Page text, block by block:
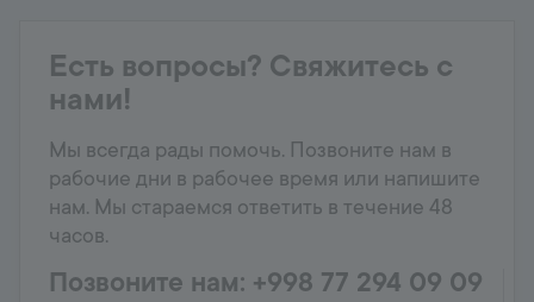
Есть вопросы? Свяжитесь с
нами!
Мы всегда рады помочь. Позвоните нам в
рабочие дни в рабочее время или напишите
нам. Мы стараемся ответить в течение 48
часов.
Позвоните нам: +998 77 294 09 09